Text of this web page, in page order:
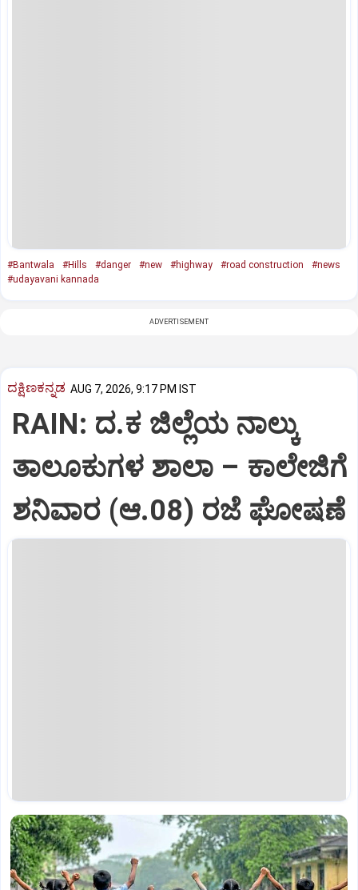
#Bantwala #Hills #danger #new #highway #road construction
#news
#udayavani kannada
ADVERTISEMENT
ದಕ್ಷಿಣಕನ್ನಡ AUG 7, 2026, 9:17 PM IST
RAIN: ದ.ಕ ಜಿಲ್ಲೆಯ ನಾಲ್ಕು
ತಾಲೂಕುಗಳ ಶಾಲಾ – ಕಾಲೇಜಿಗೆ
ಶನಿವಾರ (ಆ.08) ರಜೆ ಘೋಷಣೆ